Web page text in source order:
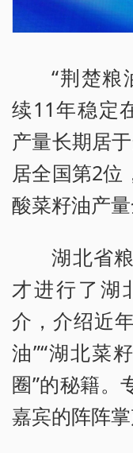
“荆楚粮
续11年稳定
产量长期居
居全国第2位
酸菜籽油产量
湖北省
才进行了湖
介，介绍近
油”“湖北菜
圈”的秘籍。
嘉宾的阵阵掌